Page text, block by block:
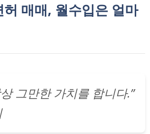
매매, 월수입은 얼마
그만한 가치를 합니다.”